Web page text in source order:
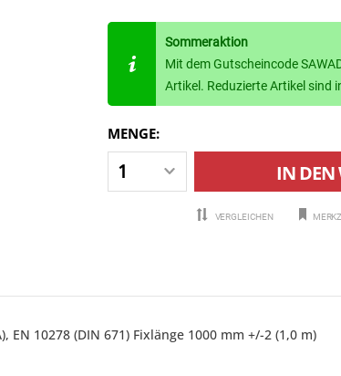
Sommeraktion
Mit dem Gutscheincode
Artikel. Reduzierte Artikel sind
MENGE:
IN DEN
VERGLEICHEN
10278 (DIN 671) Fixlänge 1000 mm +/-2 (1,0 m)